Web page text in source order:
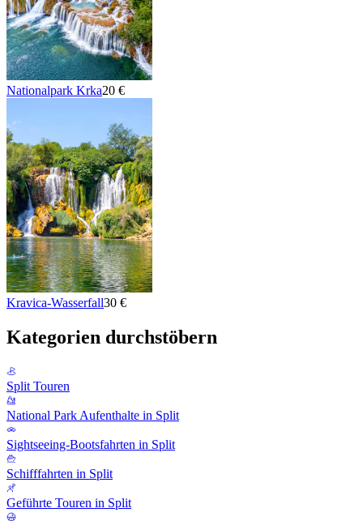
Nationalpark Krka20 €
Kravica-Wasserfall30 €
Kategorien durchstöbern
Split Touren
National Park Aufenthalte in Split
Sightseeing-Bootsfahrten in Split
Schifffahrten in Split
Geführte Touren in Split